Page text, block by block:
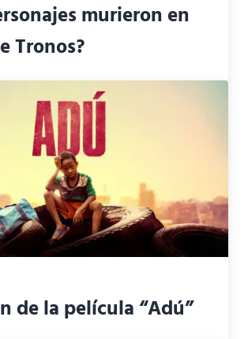
murieron en
Tronos?
de la película “Adú”